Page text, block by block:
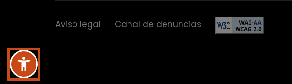
Aviso legal Canal de denuncias